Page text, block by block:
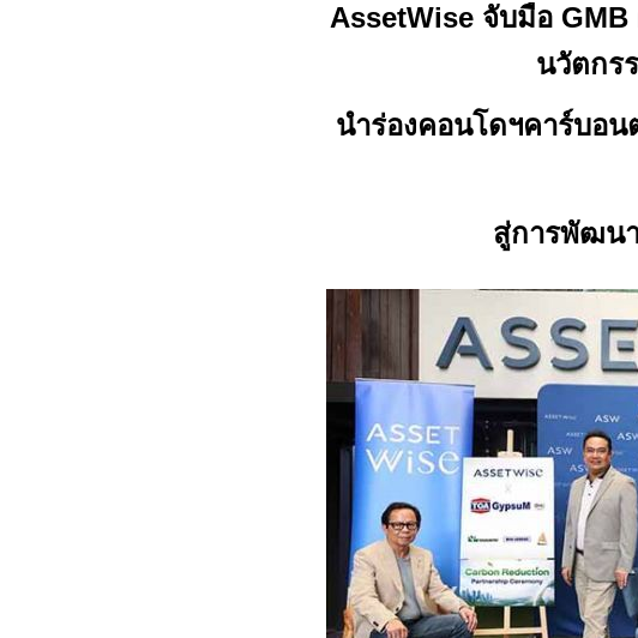
AssetWise จับมือ GMB
นวัตกร
นำร่องคอนโดฯคาร์บอน
สู่การพัฒน